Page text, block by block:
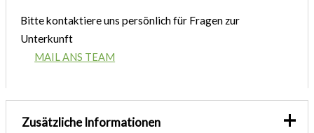
Bitte kontaktiere uns persönlich für Fragen zur
Unterkunft
MAIL ANS TEAM
Zusätzliche Informationen